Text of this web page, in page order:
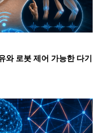
와 로봇 제어 가능한 다기